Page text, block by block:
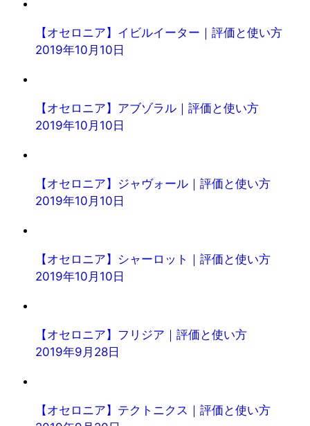
【オセロニア】イビルイーター｜評価と使い方
2019年10月10日
【オセロニア】アブゾラル｜評価と使い方
2019年10月10日
【オセロニア】ジャヴォール｜評価と使い方
2019年10月10日
【オセロニア】シャーロット｜評価と使い方
2019年10月10日
【オセロニア】フリジア｜評価と使い方
2019年9月28日
【オセロニア】テクトニクス｜評価と使い方